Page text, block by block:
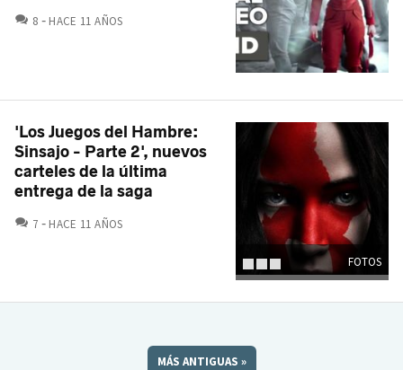
8 COMENTARIOS
HACE 11 AÑOS
FOTOS
'Los Juegos del Hambre:
Sinsajo - Parte 2', nuevos
carteles de la última
entrega de la saga
7 COMENTARIOS
HACE 11 AÑOS
MÁS ANTIGUAS »